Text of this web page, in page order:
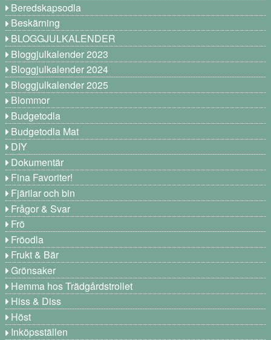
Beredskapsodla
Beskärning
BLOGGJULKALENDER
Bloggjulkalender 2023
Bloggjulkalender 2024
Bloggjulkalender 2025
Blommor
Budgetodla
Budgetodla Mat
DIY
Dokumentär
Fina Favoriter!
Fjärilar och bin
Frågor & Svar
Frö
Fröodla
Frukt & Bär
Grönsaker
Hemma hos Trädgårdstrollet
Hiss & Diss
Höst
Inköpsställen